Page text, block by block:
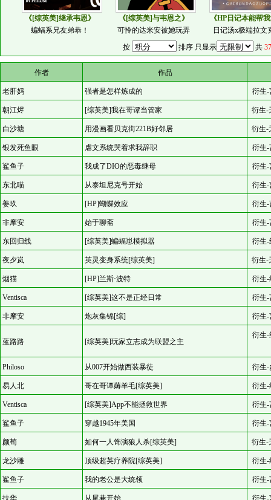
《[综英美]继承韦恩》
蝙蝠系兄友弟恭！
《[综英美]与韦恩之》
可怜的达米安被她玩弄
《HP日记本能帮
日记汤x极端拉文
按
排序 只显示 共
作者 作品
老肝妈 强者是怎样炼成的 衍生-
朝江烬 [综英美]我在哥谭当管家 衍生-
白沙塘 用漫画看贝克街221B好邻居 衍生-
银发死鱼眼 虐文系统哭着求我辞职 衍生-
鲨鱼子 我成了DIO的恶毒继母 衍生-
东北喵 从泰坦尼克号开始 衍生-
姜玖 [HP]蝴蝶效应 衍生-
非摩安 始于聊斋 衍生-
东回归线 [综英美]蝙蝠崽模拟器 衍生-
夜夕岚 英灵变身系统[综英美] 衍生-
烟猫 [HP]兰斯·波特 衍生-
Ventisca [综英美]这不是正经日常 衍生-
非摩安 炮灰集锦[综] 衍生-
蓝路路 [综英美]玩家立志成为联盟之主
衍生-
Philoso 从007开始做西装暴徒 衍生-
易人北 哥在哥谭薅羊毛[综英美] 衍生-
Ventisca [综英美]App不能拯救世界 衍生-
鲨鱼子 穿越1945年美国 衍生-
颜荀 如何一人饰演狼人杀[综英美] 衍生-
龙沙雕 顶级超英疗养院[综英美] 衍生-
鲨鱼子 我的老公是大统领 衍生-
扶华 从尾巷开始 衍生-